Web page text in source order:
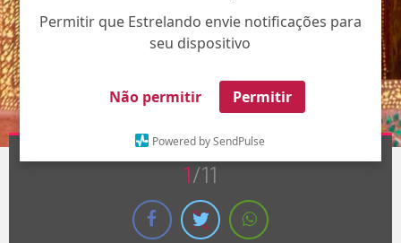
Permitir que Estrelando envie notificações para
seu dispositivo
Não permitir Permitir
Powered by SendPulse
Divulgação-TV Globo
1/11